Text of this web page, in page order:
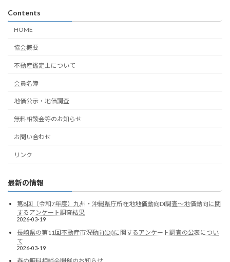
Contents
HOME
協会概要
不動産鑑定士について
会員名簿
地価公示・地価調査
無料相談会等のお知らせ
お問い合わせ
リンク
最新の情報
第8回（令和7年度）九州・沖縄県庁所在地地価動向DI調査～地価動向に関
するアンケート調査結果
2026-03-19
長崎県の第11回不動産市況動向(DI)に関するアンケート調査の公表につい
て
2026-03-19